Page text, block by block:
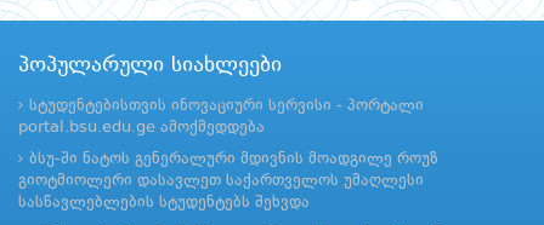
პოპულარული სიახლეები
სტუდენტებისთვის ინოვაციური სერვისი - პორტალი
portal.bsu.edu.ge ამოქმედდება
ბსუ-ში ნატოს გენერალური მდივნის მოადგილე როუზ
გიოტმიოლერი დასავლეთ საქართველოს უმაღლესი
სასწავლებლების სტუდენტებს შეხვდა